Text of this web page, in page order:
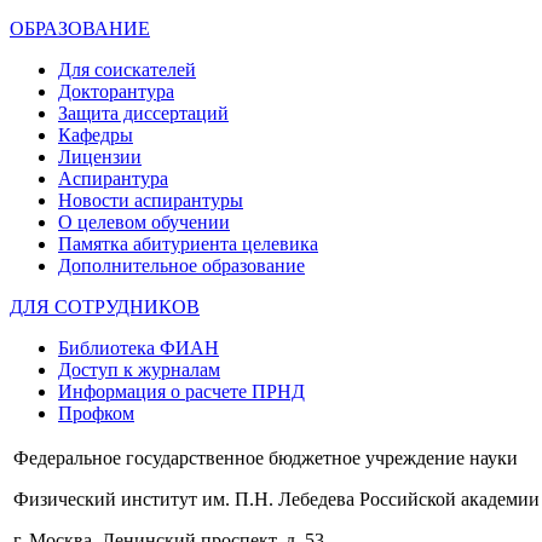
ОБРАЗОВАНИЕ
Для соискателей
Докторантура
Защита диссертаций
Кафедры
Лицензии
Аспирантура
Новости аспирантуры
О целевом обучении
Памятка абитуриента целевика
Дополнительное образование
ДЛЯ СОТРУДНИКОВ
Библиотека ФИАН
Доступ к журналам
Информация о расчете ПРНД
Профком
Федеральное государственное бюджетное учреждение науки
Физический институт им. П.Н. Лебедева Российской академии